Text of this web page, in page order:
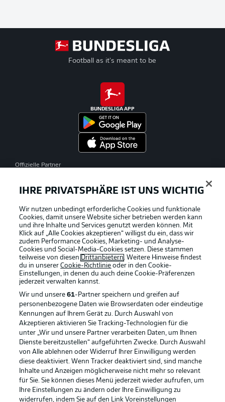
Football as it's meant to be
BUNDESLIGA APP
Offizielle Partner
Rechtliche Hinweise Voreinstellungen verwalten
Datenschutz Nutzungsbedingungen
Kontakt Jobs
Impressum Partner
IHRE PRIVATSPHÄRE IST UNS WICHTIG
Wir nutzen unbedingt erforderliche Cookies und funktionale
Cookies, damit unsere Website sicher betrieben werden kann
und ihre Inhalte und Services genutzt werden können. Mit
Klick auf „Alle Cookies akzeptieren“ willigst du ein, dass wir
zudem Performance Cookies, Marketing- und Analyse-
Cookies und Social-Media-Cookies setzen. Diese stammen
teilweise von diesen Drittanbietern. Weitere Hinweise findest
du in unsererCookie-Richtlinie oder in den Cookie-
Einstellungen, in denen du auch deine Cookie-Präferenzen
jederzeit verwalten kannst.
Wir und unsere61-Partner speichern und greifen auf
personenbezogene Daten wie Browserdaten oder eindeutige
Kennungen auf Ihrem Gerät zu. Durch Auswahl von
Akzeptieren aktivieren Sie Tracking-Technologien für die
unter „Wir und unsere Partner verarbeiten Daten, um Ihnen
Dienste bereitzustellen“ aufgeführten Zwecke. Durch Auswahl
von Alle ablehnen oder Widerruf Ihrer Einwilligung werden
diese deaktiviert. Wenn Tracker deaktiviert sind, sind manche
Inhalte und Anzeigen möglicherweise nicht mehr so relevant
für Sie. Sie können dieses Menü jederzeit wieder aufrufen, um
Ihre Einstellungen zu ändern oder Ihre Einwilligung zu
widerrufen, indem Sie auf den Link Voreinstellungen